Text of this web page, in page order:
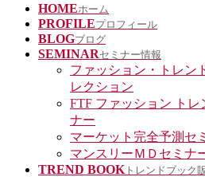
HOMEホーム
PROFILEプロフィール
BLOGブログ
SEMINARセミナー情報
ファッション・トレン
レクション
FTF ファッション トレ
ナー
マーケット完全予測セ
マンスリーＭＤセミナ
TREND BOOK トレンドブック